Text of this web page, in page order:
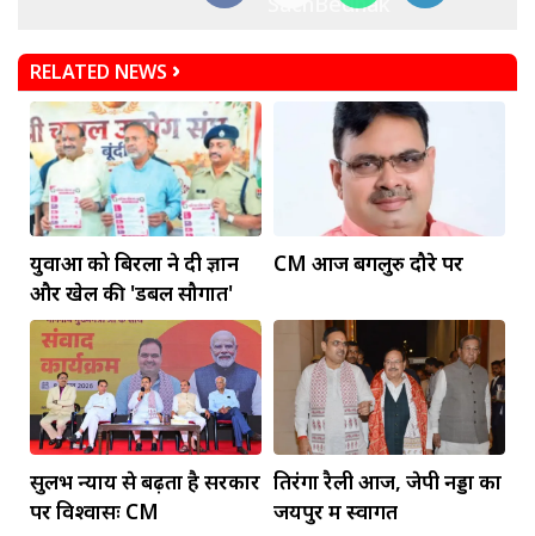
RELATED NEWS
युवाओं को बिरला ने दी ज्ञान
और खेल की 'डबल सौगात'
CM आज बेंगलुरु दौरे पर
सुलभ न्याय से बढ़ता है सरकार
पर विश्वासः CM
तिरंगा रैली आज, जेपी नड्डा का
जयपुर में स्वागत